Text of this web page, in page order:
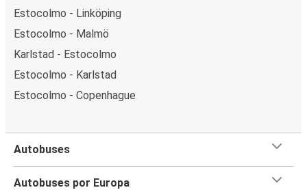
Estocolmo - Linköping
Estocolmo - Malmö
Karlstad - Estocolmo
Estocolmo - Karlstad
Estocolmo - Copenhague
Autobuses
Autobuses por Europa